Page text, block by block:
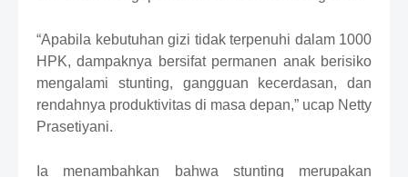
“Apabila kebutuhan gizi tidak terpenuhi dalam 1000
HPK, dampaknya bersifat permanen anak berisiko
mengalami stunting, gangguan kecerdasan, dan
rendahnya produktivitas di masa depan,” ucap Netty
Prasetiyani.
Ia menambahkan bahwa stunting merupakan